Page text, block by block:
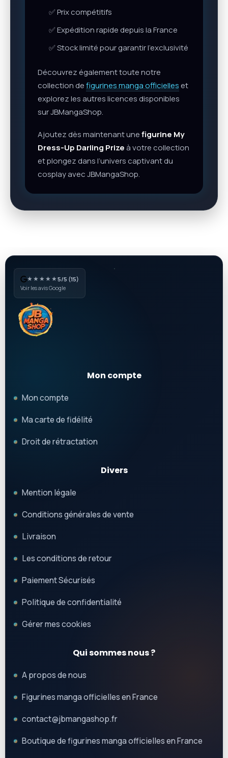
✅ Prix compétitifs
✅ Expédition rapide depuis la France
✅ Stock limité pour garantir l’exclusivité
Découvrez également toute notre
collection defigurines manga officielles et
explorez les autres licences disponibles
sur JBMangaShop.
Ajoutez dès maintenant unefigurine My
Dress-Up Darling Prize à votre collection
et plongez dans l’univers captivant du
cosplay avec JBMangaShop.
★★★★★5/5 (15)
Voir les avis Google
Mon compte
Mon compte
Ma carte de fidélité
Droit de rétractation
Divers
Mention légale
Conditions générales de vente
Livraison
Les conditions de retour
Paiement Sécurisés
Politique de confidentialité
Gérer mes cookies
Qui sommes nous ?
A propos de nous
Figurines manga officielles en France
contact@jbmangashop.fr
Boutique de figurines manga officielles en France